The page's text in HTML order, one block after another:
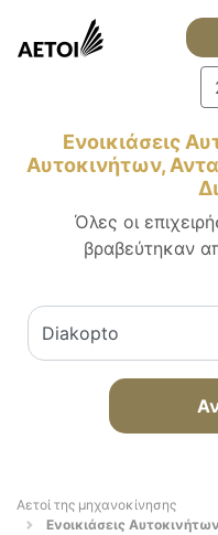
Ενοικιάσεις
Αυτοκινήτων,
Όλες οι
βραβεύτηκαν
Αετοί της μηχανοκίνησης
Ενοικιάσεις